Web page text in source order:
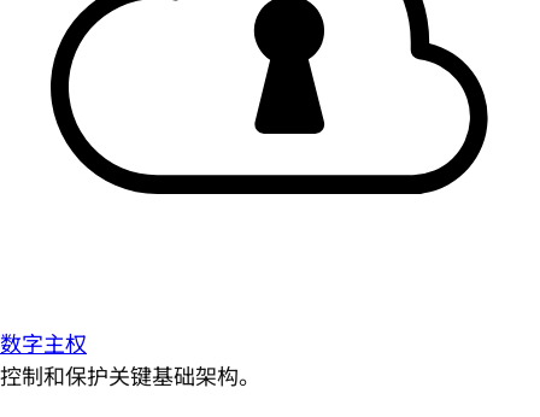
数字主权
控制和保护关键基础架构。